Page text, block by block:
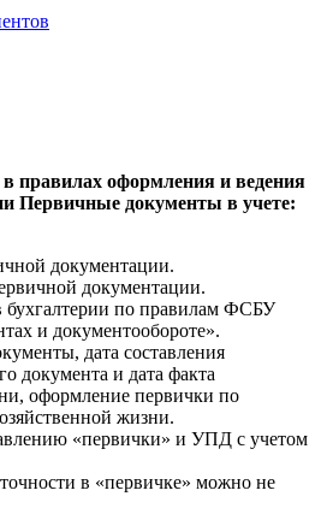
в правилах оформления и ведения
Первичные документы в учете:
документации.
документации.
бухгалтерии по правилам ФСБУ
и документообороте».
дата составления
документа и дата факта
оформление первички по
жизни.
«первички» и УПД с учетом
в «первичке» можно не